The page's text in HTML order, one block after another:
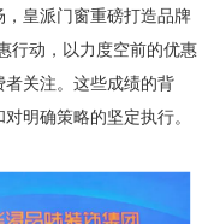
皇派门窗重磅打造品牌
行动，以力度空前的优惠
关注。这些成绩的背
明确策略的坚定执行。